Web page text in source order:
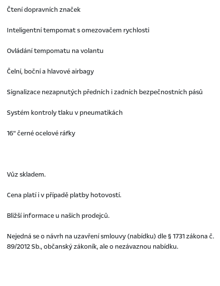
Čtení dopravních značek
Inteligentní tempomat s omezovačem rychlosti
Ovládání tempomatu na volantu
Čelní, boční a hlavové airbagy
Signalizace nezapnutých předních i zadních bezpečnostních pásů
Systém kontroly tlaku v pneumatikách
16" černé ocelové ráfky
Vůz skladem.
Cena platí i v případě platby hotovostí.
Bližší informace u našich prodejců.
Nejedná se o návrh na uzavření smlouvy (nabídku) dle § 1731 zákona č.